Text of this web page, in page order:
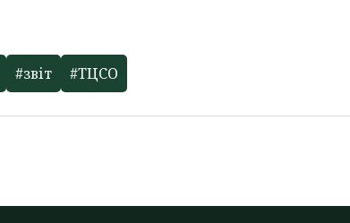
#звіт #ТЦСО